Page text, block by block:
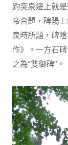
趵突泉邊上就
帝合題，碑陽
泉時所題，碑
作》。一方石
之為“雙御碑”。